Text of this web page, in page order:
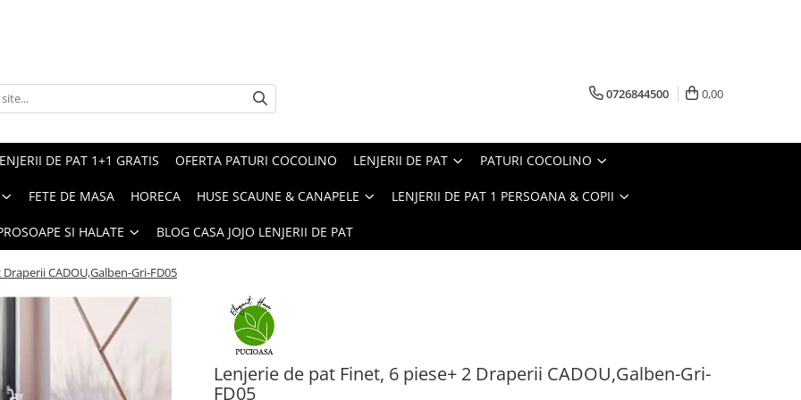
0726844500 0,00
DE PAT 1+1 GRATIS OFERTA PATURI COCOLINO LENJERII DE PAT PATURI COCOLINO
FETE DE MASA HORECA HUSE SCAUNE & CANAPELE LENJERII DE PAT 1 PERSOANA & COPII
SI HALATE BLOG CASA JOJO LENJERII DE PAT
CADOU,Galben-Gri-FD05
Lenjerie de pat Finet, 6 piese+ 2 Draperii CADOU,Galben-Gri-
FD05